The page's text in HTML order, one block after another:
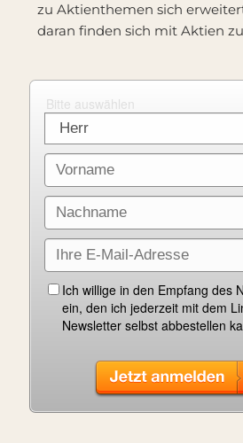
zu Aktienthemen sich
daran finden sich mit Aktien